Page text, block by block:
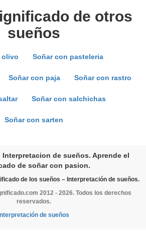
de otros
sueños
olivo Soñar con pasteleria
Soñar con paja Soñar con rastro
Soñar con salchichas
Soñar con sarten
de sueños. Aprende el
de soñar con pasion.
de los sueños – Interpretación de sueños.
2012 - 2026. Todos los derechos
reservados.
Interpretación de sueños